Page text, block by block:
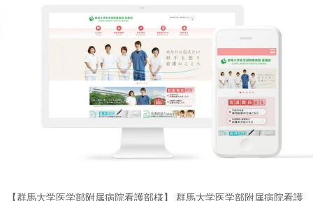
【群馬大学医学部附属病院看護部様】
群馬大学医学部附属病院看護